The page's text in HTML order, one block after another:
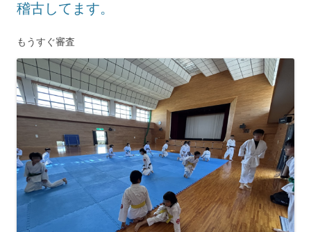
稽古してます。
もうすぐ審査